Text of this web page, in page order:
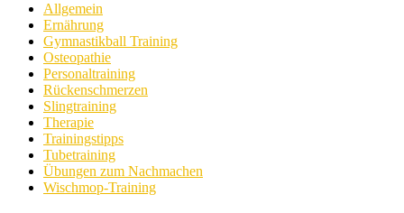
Allgemein
Ernährung
Gymnastikball Training
Osteopathie
Personaltraining
Rückenschmerzen
Slingtraining
Therapie
Trainingstipps
Tubetraining
Übungen zum Nachmachen
Wischmop-Training